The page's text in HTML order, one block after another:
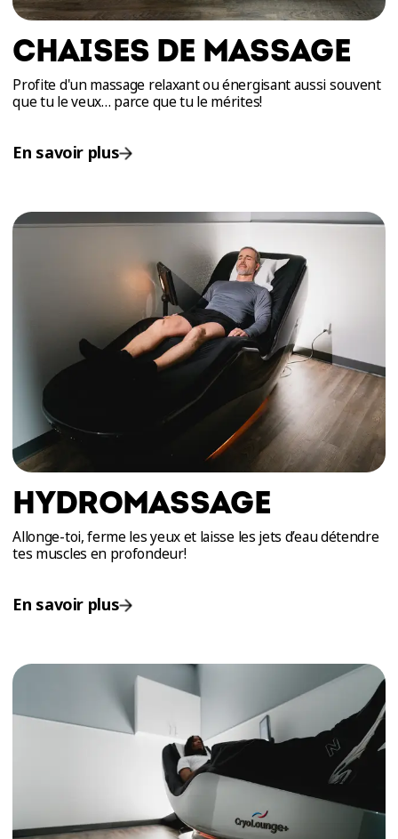
CHAISES DE MASSAGE
Profite d'un massage relaxant ou énergisant aussi souvent
que tu le veux… parce que tu le mérites!
En savoir plus
HYDROMASSAGE
Allonge-toi, ferme les yeux et laisse les jets d’eau détendre
tes muscles en profondeur!
En savoir plus